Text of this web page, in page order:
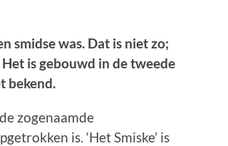
smidse was. Dat is niet zo;
is gebouwd in de tweede
bekend.
zogenaamde
is. ‘Het Smiske’ is